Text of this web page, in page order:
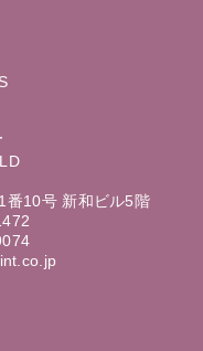
番10号 新和ビル5階